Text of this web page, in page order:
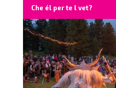
Che él per te l vet?